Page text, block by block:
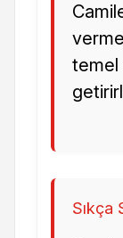
temel
Sıkça